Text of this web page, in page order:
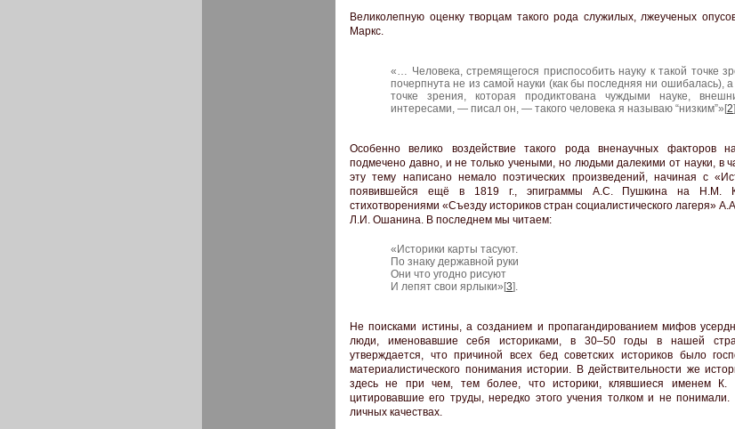
Великолепную оценку творцам такого рода служилых, лжеученых
Маркс.
«… Человека, стремящегося приспособить науку к такой точке
почерпнута не из самой науки (как бы последняя ни ошибалась), а
точке зрения, которая продиктована чуждыми науке,
интересами, — писал он, — такого человека я называю “низким”»[2
Особенно велико воздействие такого рода вненаучных факторов
подмечено давно, и не только учеными, но людьми далекими от науки, в
эту тему написано немало поэтических произведений, начиная с
появившейся ещё в 1819 г., эпиграммы А.С. Пушкина на Н.М.
стихотворениями «Съезду историков стран социалистического лагеря»
Л.И. Ошанина. В последнем мы читаем:
«Историки карты тасуют.
По знаку державной руки
Они что угодно рисуют
И лепят свои ярлыки»[3].
Не поисками истины, а созданием и пропагандированием мифов
люди, именовавшие себя историками, в 30–50 годы в нашей
утверждается, что причиной всех бед советских историков было
материалистического понимания истории. В действительности же
здесь не при чем, тем более, что историки, клявшиеся именем К.
цитировавшие его труды, нередко этого учения толком и не
личных качествах.